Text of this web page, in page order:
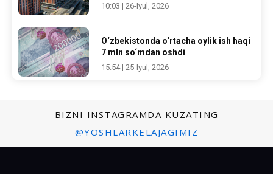
10:03 | 26-Iyul, 2026
O‘zbekistonda o‘rtacha oylik ish haqi
7 mln so‘mdan oshdi
15:54 | 25-Iyul, 2026
BIZNI INSTAGRAMDA KUZATING
@YOSHLARKELAJAGIMIZ